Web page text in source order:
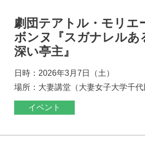
劇団テアトル・モリエ
ボンヌ『スガナレルあ
深い亭主』
日時：2026年3月7日（土）
場所：大妻講堂（大妻女子大学千
イベント